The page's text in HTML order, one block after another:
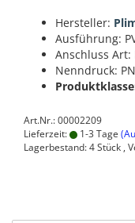
Hersteller:
Ausführung:
Anschluss
Nenndruck:
Art.Nr.: 00002209
Lieferzeit:
1-3 Tage
Lagerbestand: 4 Stück ,